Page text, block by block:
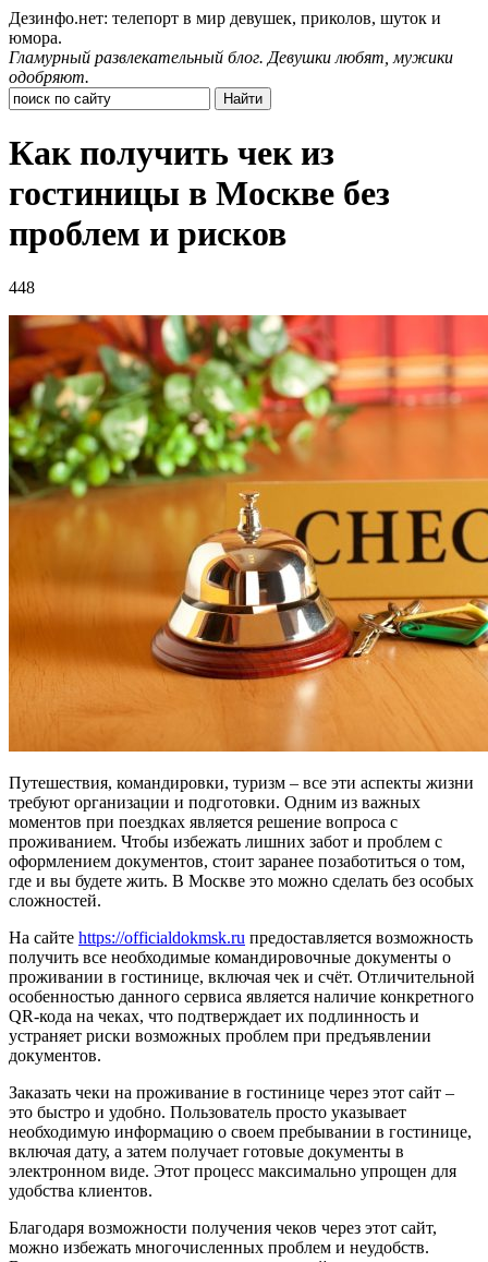
Дезинфо.нет: телепорт в мир девушек, приколов, шуток и
юмора.
Гламурный развлекательный блог. Девушки любят, мужики
одобряют.
Как получить чек из
гостиницы в Москве без
проблем и рисков
448
Путешествия, командировки, туризм – все эти аспекты жизни
требуют организации и подготовки. Одним из важных
моментов при поездках является решение вопроса с
проживанием. Чтобы избежать лишних забот и проблем с
оформлением документов, стоит заранее позаботиться о том,
где и вы будете жить. В Москве это можно сделать без особых
сложностей.
На сайте https://officialdokmsk.ru предоставляется возможность
получить все необходимые командировочные документы о
проживании в гостинице, включая чек и счёт. Отличительной
особенностью данного сервиса является наличие конкретного
QR-кода на чеках, что подтверждает их подлинность и
устраняет риски возможных проблем при предъявлении
документов.
Заказать чеки на проживание в гостинице через этот сайт –
это быстро и удобно. Пользователь просто указывает
необходимую информацию о своем пребывании в гостинице,
включая дату, а затем получает готовые документы в
электронном виде. Этот процесс максимально упрощен для
удобства клиентов.
Благодаря возможности получения чеков через этот сайт,
можно избежать многочисленных проблем и неудобств.